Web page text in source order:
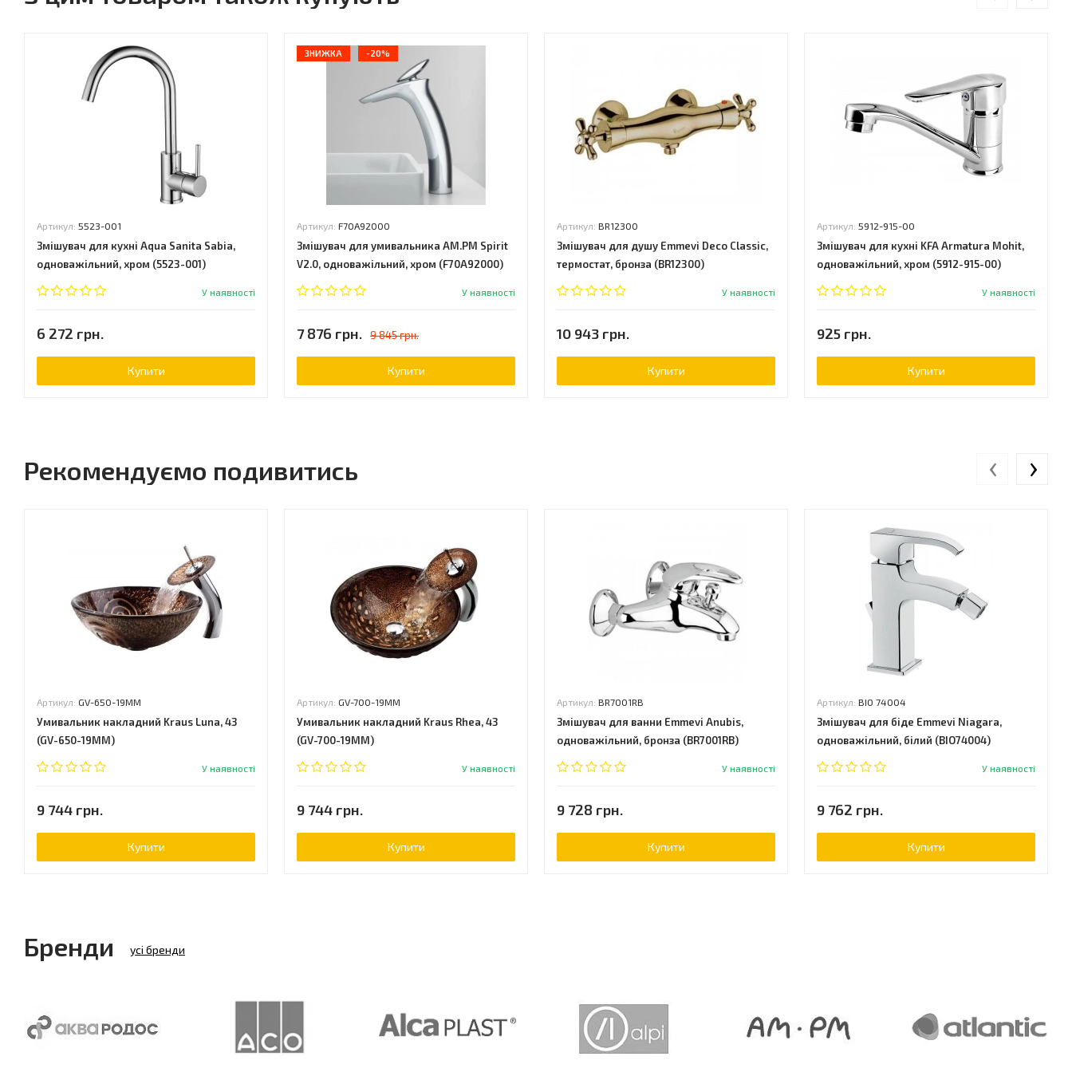
Артикул: 5523-001
Змішувач для кухні Aqua Sanita Sabia,
одноважільний, хром (5523-001)
У наявності
6 272 грн.
Купити
ЗНИЖКА -20%
Артикул: F70A92000
Змішувач для умивальника AM.PM Spirit
V2.0, одноважільний, хром (F70A92000)
У наявності
7 876 грн. 9 845 грн.
Купити
Артикул: BR12300
Змішувач для душу Emmevi Deco Classic,
термостат, бронза (BR12300)
У наявності
10 943 грн.
Купити
Артикул: 5912-915-00
Змішувач для кухні KFA Armatura Mohit,
одноважільний, хром (5912-915-00)
У наявності
925 грн.
Купити
Рекомендуємо подивитись
Артикул: GV-650-19MM
Умивальник накладний Kraus Luna, 43
(GV-650-19MM)
У наявності
9 744 грн.
Купити
Артикул: GV-700-19MM
Умивальник накладний Kraus Rhea, 43
(GV-700-19MM)
У наявності
9 744 грн.
Купити
Артикул: BR7001RB
Змішувач для ванни Emmevi Anubis,
одноважільний, бронза (BR7001RB)
У наявності
9 728 грн.
Купити
Артикул: BIO 74004
Змішувач для біде Emmevi Niagara,
одноважільний, білий (BIO74004)
У наявності
9 762 грн.
Купити
‹ ›
Бренди усі бренди